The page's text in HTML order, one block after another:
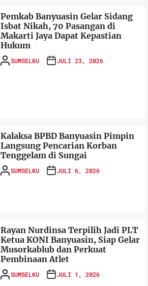
Pemkab Banyuasin Gelar Sidang
Isbat Nikah, 70 Pasangan di
Makarti Jaya Dapat Kepastian
Hukum
SUMSELKU JULI 23, 2026
Kalaksa BPBD Banyuasin Pimpin
Langsung Pencarian Korban
Tenggelam di Sungai
SUMSELKU JULI 6, 2026
Rayan Nurdinsa Terpilih Jadi PLT
Ketua KONI Banyuasin, Siap Gelar
Musorkablub dan Perkuat
Pembinaan Atlet
SUMSELKU JULI 1, 2026